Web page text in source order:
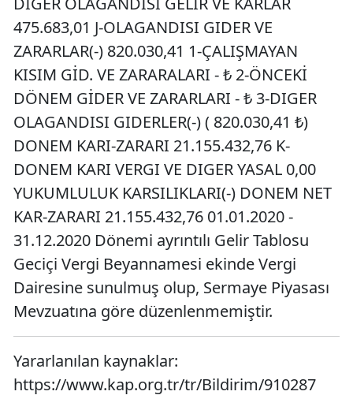
475.683,01 J-OLAGANDISI GIDER VE
ZARARLAR(-) 820.030,41 1-ÇALIŞMAYAN
KISIM GİD. VE ZARARALARI - ₺ 2-ÖNCEKİ
DÖNEM GİDER VE ZARARLARI - ₺ 3-DIGER
OLAGANDISI GIDERLER(-) ( 820.030,41 ₺)
DONEM KARI-ZARARI 21.155.432,76 K-
DONEM KARI VERGI VE DIGER YASAL 0,00
YUKUMLULUK KARSILIKLARI(-) DONEM NET
KAR-ZARARI 21.155.432,76 01.01.2020 -
31.12.2020 Dönemi ayrıntılı Gelir Tablosu
Geciçi Vergi Beyannamesi ekinde Vergi
Dairesine sunulmuş olup, Sermaye Piyasası
Mevzuatına göre düzenlenmemiştir.
Yararlanılan kaynaklar:
https://www.kap.org.tr/tr/Bildirim/910287